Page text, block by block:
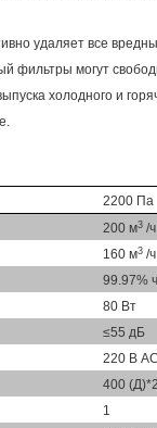
удаляет все
фильтры могут
холодного и
2200 Па
200 м3 /ч
160 м3 /ч
99.97%
80 Вт
≤55 дБ
220 В AC
400
1